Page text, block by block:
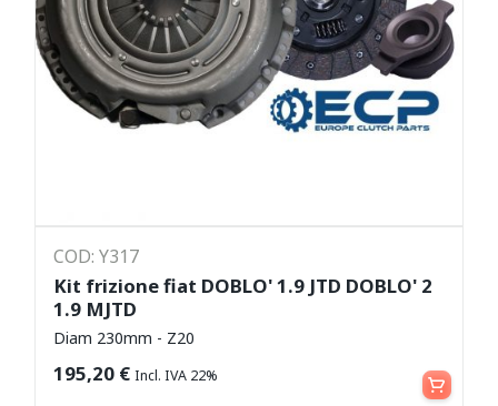
COD: Y317
Kit frizione fiat DOBLO' 1.9 JTD DOBLO' 2
1.9 MJTD
Diam 230mm - Z20
195,20 € Incl. IVA 22% Leggi tutto